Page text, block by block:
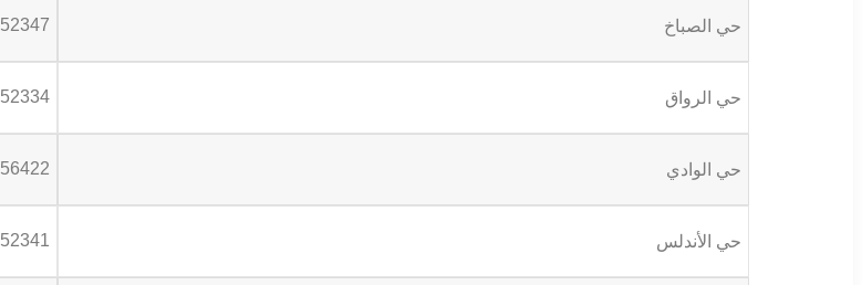
حي الصباخ 52347
حي الرواق 52334
حي الوادي 56422
حي الأندلس 52341